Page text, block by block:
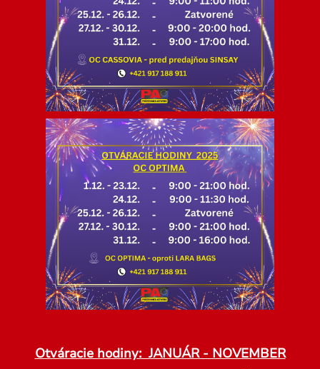
Otváracie hodiny: JANUÁR - NOVEMBER